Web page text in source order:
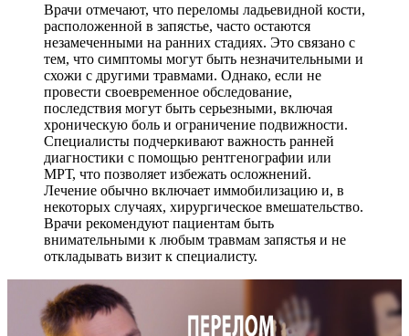
Врачи отмечают, что переломы ладьевидной кости,
расположенной в запястье, часто остаются
незамеченными на ранних стадиях. Это связано с
тем, что симптомы могут быть незначительными и
схожи с другими травмами. Однако, если не
провести своевременное обследование,
последствия могут быть серьезными, включая
хроническую боль и ограничение подвижности.
Специалисты подчеркивают важность ранней
диагностики с помощью рентгенографии или
МРТ, что позволяет избежать осложнений.
Лечение обычно включает иммобилизацию и, в
некоторых случаях, хирургическое вмешательство.
Врачи рекомендуют пациентам быть
внимательными к любым травмам запястья и не
откладывать визит к специалисту.